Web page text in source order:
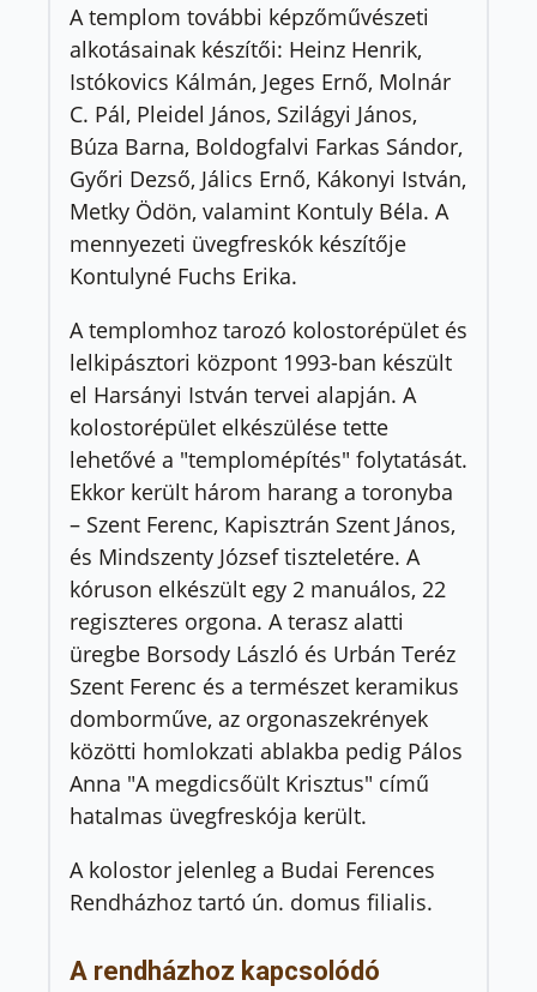
A templom további képzőművészeti
alkotásainak készítői: Heinz Henrik,
Istókovics Kálmán, Jeges Ernő, Molnár
C. Pál, Pleidel János, Szilágyi János,
Búza Barna, Boldogfalvi Farkas Sándor,
Győri Dezső, Jálics Ernő, Kákonyi István,
Metky Ödön, valamint Kontuly Béla. A
mennyezeti üvegfreskók készítője
Kontulyné Fuchs Erika.
A templomhoz tarozó kolostorépület és
lelkipásztori központ 1993-ban készült
el Harsányi István tervei alapján. A
kolostorépület elkészülése tette
lehetővé a "templomépítés" folytatását.
Ekkor került három harang a toronyba
– Szent Ferenc, Kapisztrán Szent János,
és Mindszenty József tiszteletére. A
kóruson elkészült egy 2 manuálos, 22
regiszteres orgona. A terasz alatti
üregbe Borsody László és Urbán Teréz
Szent Ferenc és a természet keramikus
domborműve, az orgonaszekrények
közötti homlokzati ablakba pedig Pálos
Anna "A megdicsőült Krisztus" című
hatalmas üvegfreskója került.
A kolostor jelenleg a Budai Ferences
Rendházhoz tartó ún. domus filialis.
A rendházhoz kapcsolódó